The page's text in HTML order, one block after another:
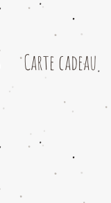
Carte cadeau